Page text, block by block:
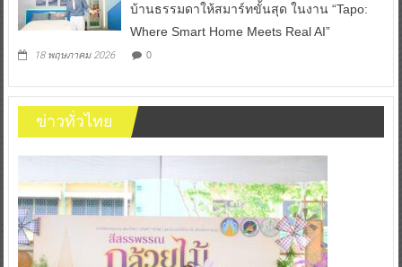
บ้านธรรมดาให้สมาร์ทขั้นสุด ในงาน “Tapo:
Where Smart Home Meets Real AI”
18 พฤษภาคม 2026 0
ข่าวทั่วไทย